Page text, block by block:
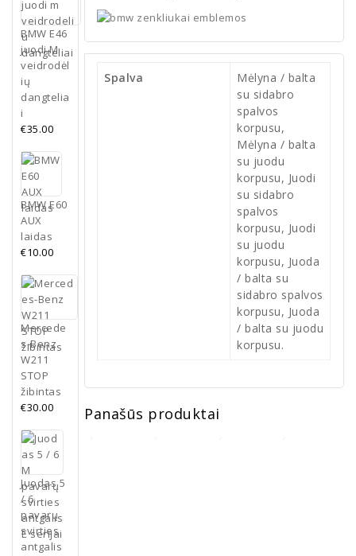
Spalva
Mėlyna / balta
su sidabro
spalvos
korpusu,
Mėlyna / balta
su juodu
korpusu, Juodi
su sidabro
spalvos
korpusu, Juodi
su juodu
korpusu, Juoda
/ balta su
sidabro spalvos
korpusu, Juoda
/ balta su juodu
korpusu.
Panašūs produktai
BMW E46
juodi M
veidrodėl
ių
dangtelia
i
€35.00
BMW E60
AUX
laidas
€10.00
Mercede
s-Benz
W211
STOP
žibintas
€30.00
Juodas 5
/ 6
pavarų
svirties
antgalis